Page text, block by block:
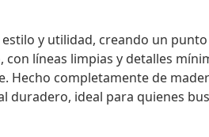
y utilidad, creando un
líneas limpias y detalles
Hecho completamente de
duradero, ideal para quienes